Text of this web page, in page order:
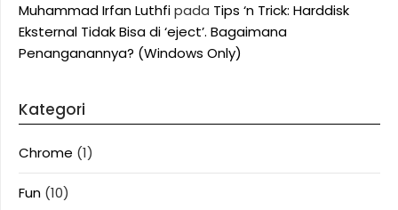
Muhammad Irfan Luthfipada Tips ‘n Trick: Harddisk
Eksternal Tidak Bisa di ‘eject’. Bagaimana
Penanganannya? (Windows Only)
Kategori
Chrome (1)
Fun (10)